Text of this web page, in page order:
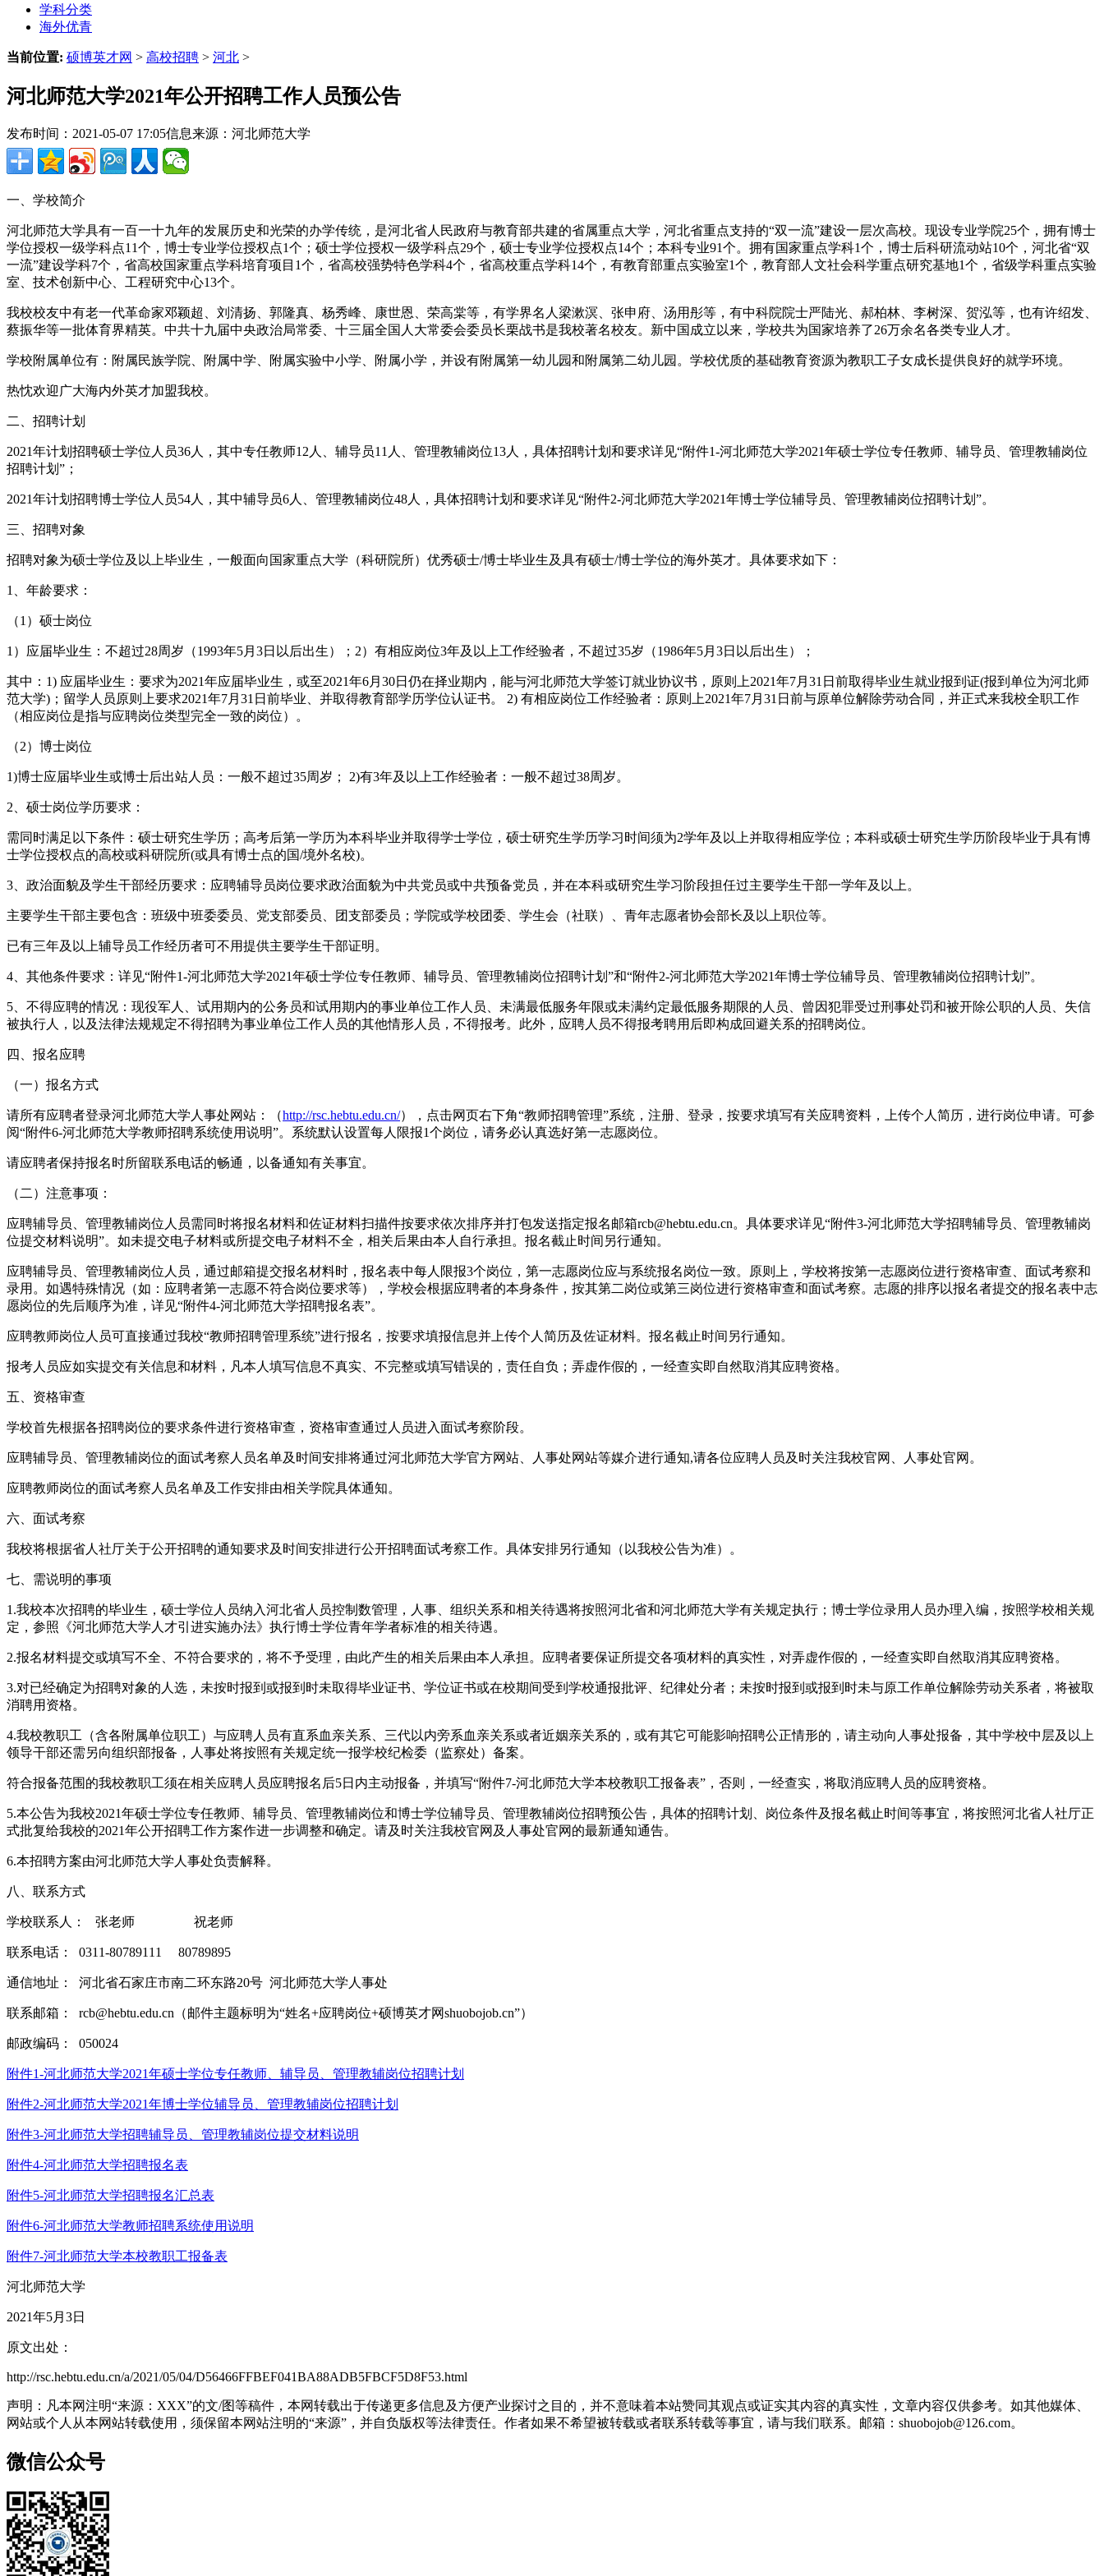
学科分类
海外优青
当前位置: 硕博英才网 > 高校招聘 > 河北 >
河北师范大学2021年公开招聘工作人员预公告
发布时间：2021-05-07 17:05信息来源：河北师范大学
一、学校简介
河北师范大学具有一百一十九年的发展历史和光荣的办学传统，是河北省人民政府与教育部共建的省属重点大学，河北省重点支持的“双一流”建设一层次高校。现设专业学院25个，拥有博士
学位授权一级学科点11个，博士专业学位授权点1个；硕士学位授权一级学科点29个，硕士专业学位授权点14个；本科专业91个。拥有国家重点学科1个，博士后科研流动站10个，河北省“双
一流”建设学科7个，省高校国家重点学科培育项目1个，省高校强势特色学科4个，省高校重点学科14个，有教育部重点实验室1个，教育部人文社会科学重点研究基地1个，省级学科重点实验
室、技术创新中心、工程研究中心13个。
我校校友中有老一代革命家邓颖超、刘清扬、郭隆真、杨秀峰、康世恩、荣高棠等，有学界名人梁漱溟、张申府、汤用彤等，有中科院院士严陆光、郝柏林、李树深、贺泓等，也有许绍发、
蔡振华等一批体育界精英。中共十九届中央政治局常委、十三届全国人大常委会委员长栗战书是我校著名校友。新中国成立以来，学校共为国家培养了26万余名各类专业人才。
学校附属单位有：附属民族学院、附属中学、附属实验中小学、附属小学，并设有附属第一幼儿园和附属第二幼儿园。学校优质的基础教育资源为教职工子女成长提供良好的就学环境。
热忱欢迎广大海内外英才加盟我校。
二、招聘计划
2021年计划招聘硕士学位人员36人，其中专任教师12人、辅导员11人、管理教辅岗位13人，具体招聘计划和要求详见“附件1-河北师范大学2021年硕士学位专任教师、辅导员、管理教辅岗位
招聘计划”；
2021年计划招聘博士学位人员54人，其中辅导员6人、管理教辅岗位48人，具体招聘计划和要求详见“附件2-河北师范大学2021年博士学位辅导员、管理教辅岗位招聘计划”。
三、招聘对象
招聘对象为硕士学位及以上毕业生，一般面向国家重点大学（科研院所）优秀硕士/博士毕业生及具有硕士/博士学位的海外英才。具体要求如下：
1、年龄要求：
（1）硕士岗位
1）应届毕业生：不超过28周岁（1993年5月3日以后出生）；2）有相应岗位3年及以上工作经验者，不超过35岁（1986年5月3日以后出生）；
其中：1) 应届毕业生：要求为2021年应届毕业生，或至2021年6月30日仍在择业期内，能与河北师范大学签订就业协议书，原则上2021年7月31日前取得毕业生就业报到证(报到单位为河北师
范大学)；留学人员原则上要求2021年7月31日前毕业、并取得教育部学历学位认证书。 2) 有相应岗位工作经验者：原则上2021年7月31日前与原单位解除劳动合同，并正式来我校全职工作
（相应岗位是指与应聘岗位类型完全一致的岗位）。
（2）博士岗位
1)博士应届毕业生或博士后出站人员：一般不超过35周岁； 2)有3年及以上工作经验者：一般不超过38周岁。
2、硕士岗位学历要求：
需同时满足以下条件：硕士研究生学历；高考后第一学历为本科毕业并取得学士学位，硕士研究生学历学习时间须为2学年及以上并取得相应学位；本科或硕士研究生学历阶段毕业于具有博
士学位授权点的高校或科研院所(或具有博士点的国/境外名校)。
3、政治面貌及学生干部经历要求：应聘辅导员岗位要求政治面貌为中共党员或中共预备党员，并在本科或研究生学习阶段担任过主要学生干部一学年及以上。
主要学生干部主要包含：班级中班委委员、党支部委员、团支部委员；学院或学校团委、学生会（社联）、青年志愿者协会部长及以上职位等。
已有三年及以上辅导员工作经历者可不用提供主要学生干部证明。
4、其他条件要求：详见“附件1-河北师范大学2021年硕士学位专任教师、辅导员、管理教辅岗位招聘计划”和“附件2-河北师范大学2021年博士学位辅导员、管理教辅岗位招聘计划”。
5、不得应聘的情况：现役军人、试用期内的公务员和试用期内的事业单位工作人员、未满最低服务年限或未满约定最低服务期限的人员、曾因犯罪受过刑事处罚和被开除公职的人员、失信
被执行人，以及法律法规规定不得招聘为事业单位工作人员的其他情形人员，不得报考。此外，应聘人员不得报考聘用后即构成回避关系的招聘岗位。
四、报名应聘
（一）报名方式
请所有应聘者登录河北师范大学人事处网站：（http://rsc.hebtu.edu.cn/），点击网页右下角“教师招聘管理”系统，注册、登录，按要求填写有关应聘资料，上传个人简历，进行岗位申请。可参
阅“附件6-河北师范大学教师招聘系统使用说明”。系统默认设置每人限报1个岗位，请务必认真选好第一志愿岗位。
请应聘者保持报名时所留联系电话的畅通，以备通知有关事宜。
（二）注意事项：
应聘辅导员、管理教辅岗位人员需同时将报名材料和佐证材料扫描件按要求依次排序并打包发送指定报名邮箱rcb@hebtu.edu.cn。具体要求详见“附件3-河北师范大学招聘辅导员、管理教辅岗
位提交材料说明”。如未提交电子材料或所提交电子材料不全，相关后果由本人自行承担。报名截止时间另行通知。
应聘辅导员、管理教辅岗位人员，通过邮箱提交报名材料时，报名表中每人限报3个岗位，第一志愿岗位应与系统报名岗位一致。原则上，学校将按第一志愿岗位进行资格审查、面试考察和
录用。如遇特殊情况（如：应聘者第一志愿不符合岗位要求等），学校会根据应聘者的本身条件，按其第二岗位或第三岗位进行资格审查和面试考察。志愿的排序以报名者提交的报名表中志
愿岗位的先后顺序为准，详见“附件4-河北师范大学招聘报名表”。
应聘教师岗位人员可直接通过我校“教师招聘管理系统”进行报名，按要求填报信息并上传个人简历及佐证材料。报名截止时间另行通知。
报考人员应如实提交有关信息和材料，凡本人填写信息不真实、不完整或填写错误的，责任自负；弄虚作假的，一经查实即自然取消其应聘资格。
五、资格审查
学校首先根据各招聘岗位的要求条件进行资格审查，资格审查通过人员进入面试考察阶段。
应聘辅导员、管理教辅岗位的面试考察人员名单及时间安排将通过河北师范大学官方网站、人事处网站等媒介进行通知,请各位应聘人员及时关注我校官网、人事处官网。
应聘教师岗位的面试考察人员名单及工作安排由相关学院具体通知。
六、面试考察
我校将根据省人社厅关于公开招聘的通知要求及时间安排进行公开招聘面试考察工作。具体安排另行通知（以我校公告为准）。
七、需说明的事项
1.我校本次招聘的毕业生，硕士学位人员纳入河北省人员控制数管理，人事、组织关系和相关待遇将按照河北省和河北师范大学有关规定执行；博士学位录用人员办理入编，按照学校相关规
定，参照《河北师范大学人才引进实施办法》执行博士学位青年学者标准的相关待遇。
2.报名材料提交或填写不全、不符合要求的，将不予受理，由此产生的相关后果由本人承担。应聘者要保证所提交各项材料的真实性，对弄虚作假的，一经查实即自然取消其应聘资格。
3.对已经确定为招聘对象的人选，未按时报到或报到时未取得毕业证书、学位证书或在校期间受到学校通报批评、纪律处分者；未按时报到或报到时未与原工作单位解除劳动关系者，将被取
消聘用资格。
4.我校教职工（含各附属单位职工）与应聘人员有直系血亲关系、三代以内旁系血亲关系或者近姻亲关系的，或有其它可能影响招聘公正情形的，请主动向人事处报备，其中学校中层及以上
领导干部还需另向组织部报备，人事处将按照有关规定统一报学校纪检委（监察处）备案。
符合报备范围的我校教职工须在相关应聘人员应聘报名后5日内主动报备，并填写“附件7-河北师范大学本校教职工报备表”，否则，一经查实，将取消应聘人员的应聘资格。
5.本公告为我校2021年硕士学位专任教师、辅导员、管理教辅岗位和博士学位辅导员、管理教辅岗位招聘预公告，具体的招聘计划、岗位条件及报名截止时间等事宜，将按照河北省人社厅正
式批复给我校的2021年公开招聘工作方案作进一步调整和确定。请及时关注我校官网及人事处官网的最新通知通告。
6.本招聘方案由河北师范大学人事处负责解释。
八、联系方式
学校联系人： 张老师 祝老师
联系电话： 0311-80789111 80789895
通信地址： 河北省石家庄市南二环东路20号 河北师范大学人事处
联系邮箱： rcb@hebtu.edu.cn（邮件主题标明为“姓名+应聘岗位+硕博英才网shuobojob.cn”）
邮政编码： 050024
附件1-河北师范大学2021年硕士学位专任教师、辅导员、管理教辅岗位招聘计划
附件2-河北师范大学2021年博士学位辅导员、管理教辅岗位招聘计划
附件3-河北师范大学招聘辅导员、管理教辅岗位提交材料说明
附件4-河北师范大学招聘报名表
附件5-河北师范大学招聘报名汇总表
附件6-河北师范大学教师招聘系统使用说明
附件7-河北师范大学本校教职工报备表
河北师范大学
2021年5月3日
原文出处：
http://rsc.hebtu.edu.cn/a/2021/05/04/D56466FFBEF041BA88ADB5FBCF5D8F53.html
声明：凡本网注明“来源：XXX”的文/图等稿件，本网转载出于传递更多信息及方便产业探讨之目的，并不意味着本站赞同其观点或证实其内容的真实性，文章内容仅供参考。如其他媒体、
网站或个人从本网站转载使用，须保留本网站注明的“来源”，并自负版权等法律责任。作者如果不希望被转载或者联系转载等事宜，请与我们联系。邮箱：shuobojob@126.com。
微信公众号